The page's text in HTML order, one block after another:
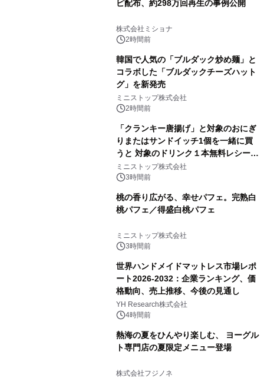
ピ配布、約298万回再生の事例公開
株式会社ミショナ
2時間前
韓国で人気の「ブルダック炒め麺」と
コラボした「ブルダックチーズハット
グ」を新発売
ミニストップ株式会社
2時間前
「クランキー唐揚げ」と対象のおにぎ
りまたはサンドイッチ1個を一緒に買
うと 対象のドリンク１本無料レシート
クーポンもらえる！※1
ミニストップ株式会社
3時間前
桃の香り広がる、幸せパフェ。完熟白
桃パフェ／得盛白桃パフェ
ミニストップ株式会社
3時間前
世界ハンドメイドマットレス市場レポ
ート2026-2032：企業ランキング、価
格動向、売上推移、今後の見通し
YH Research株式会社
4時間前
熱海の夏をひんやり楽しむ、 ヨーグル
ト専門店の夏限定メニュー登場
株式会社フジノネ